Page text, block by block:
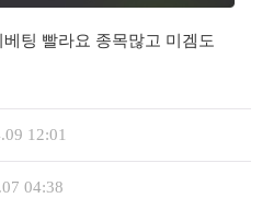
팅 빨라요 종목많고 미겜도
12:01
04:38